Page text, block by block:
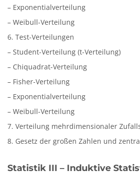
– Exponentialverteilung
– Weibull-Verteilung
6. Test-Verteilungen
– Student-Verteilung (t-Verteilung)
– Chiquadrat-Verteilung
– Fisher-Verteilung
– Exponentialverteilung
– Weibull-Verteilung
7. Verteilung mehrdimensionaler
8. Gesetz der großen Zahlen und
Statistik III – Induktive